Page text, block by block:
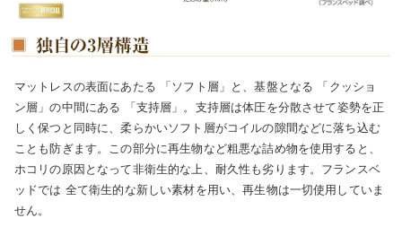
マットレスの表面にあたる 「ソフト層」 と、基盤となる
「クッショ
ン層」の中間にある 「支持層」 。支持層は体圧を分散させて姿勢を正
しく保つと同時に、柔らかいソフト層がコイルの隙間などに落ち込む
ことも防ぎます。この部分に再生物など粗悪な詰め物を使用すると、
ホコリの原因となって非衛生的な上、耐久性も劣ります。フランスベ
ッドでは 全て衛生的な新しい素材を用い、再生物は一切使用していま
せん。